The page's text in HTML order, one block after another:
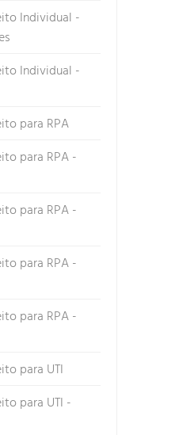
Individual -
Individual -
para RPA
para RPA -
para RPA -
para RPA -
para RPA -
para UTI
para UTI -